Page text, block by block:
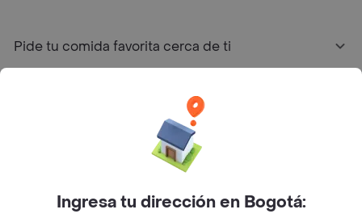
Pide tu comida favorita cerca de ti
Sobre RappiIngresa tu dirección en Bogotá: